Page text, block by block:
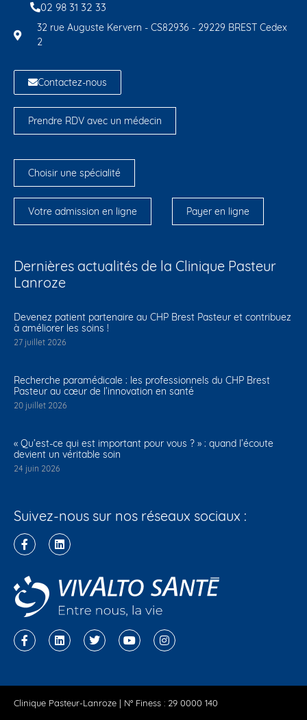
02 98 31 32 33
32 rue Auguste Kervern - CS82936 - 29229 BREST Cedex
2
Contactez-nous
Prendre RDV avec un médecin
Choisir une spécialité
Votre admission en ligne Payer en ligne
Dernières actualités de la Clinique Pasteur
Lanroze
Devenez patient partenaire au CHP Brest Pasteur et contribuez
à améliorer les soins !
27 juillet 2026
Recherche paramédicale : les professionnels du CHP Brest
Pasteur au cœur de l’innovation en santé
20 juillet 2026
« Qu’est-ce qui est important pour vous ? » : quand l’écoute
devient un véritable soin
24 juin 2026
Suivez-nous sur nos réseaux sociaux :
Clinique Pasteur-Lanroze | N° Finess : 29 0000 140